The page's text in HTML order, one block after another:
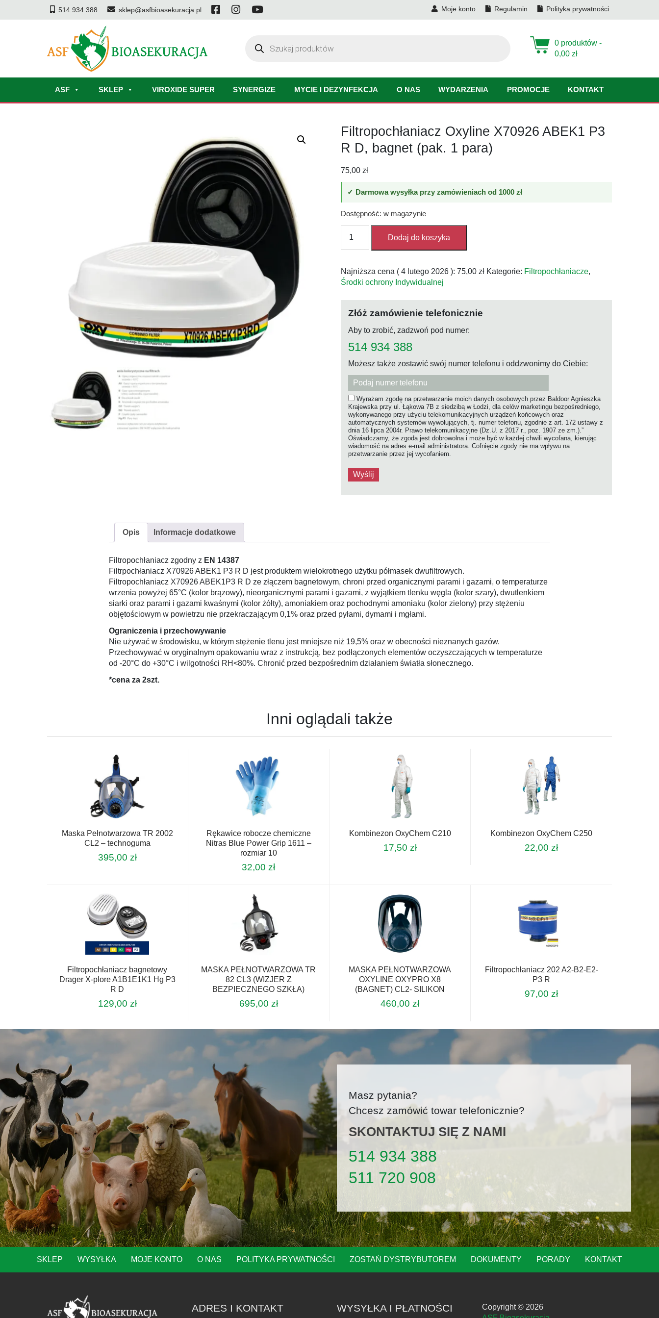
514 934 388 sklep@asfbioasekuracja.pl Moje konto Regulamin Polityka prywatności
0 produktów -
0,00zł
produktów
ASF SKLEP VIROXIDE SUPER SYNERGIZE MYCIE I DEZYNFEKCJA O NAS WYDARZENIA PROMOCJE KONTAKT
Filtropochłaniacz Oxyline X70926 ABEK1 P3
R D, bagnet (pak. 1 para)
75,00zł
✓ Darmowa wysyłka przy zamówieniach od 1000 zł
Dostępność: w magazynie
Filtropochłaniacz
Oxyline
ABEK1
P3
bagnet
(pak.
para)
Dodaj do koszyka
Najniższa cena ( 4 lutego 2026 ):75,00zł Kategorie: Filtropochłaniacze,
Środki ochrony Indywidualnej
Złóż zamówienie telefonicznie
Aby to zrobić, zadzwoń pod numer:
514 934 388
Możesz także zostawić swój numer telefonu i oddzwonimy do Ciebie:
Wyrażam zgodę na przetwarzanie moich danych osobowych przez Baldoor Agnieszka
Krajewska przy ul. Łąkowa 7B z siedzibą w Łodzi, dla celów marketingu bezpośredniego,
wykonywanego przy użyciu telekomunikacyjnych urządzeń końcowych oraz
automatycznych systemów wywołujących, tj. numer telefonu, zgodnie z art. 172 ustawy z
dnia 16 lipca 2004r. Prawo telekomunikacyjne (Dz.U. z 2017 r., poz. 1907 ze zm.).”
Oświadczamy, że zgoda jest dobrowolna i może być w każdej chwili wycofana, kierując
wiadomość na adres e-mail administratora. Cofnięcie zgody nie ma wpływu na
przetwarzanie przez jej wycofaniem.
Opis Informacje dodatkowe
Filtropochłaniacz zgodny z EN 14387
Filtrpochłaniacz X70926 ABEK1 P3 R D jest produktem wielokrotnego użytku półmasek dwufiltrowych.
Filtropochłaniacz X70926 ABEK1P3 R D ze złączem bagnetowym, chroni przed organicznymi parami i gazami, o temperaturze
wrzenia powyżej 65°C (kolor brązowy), nieorganicznymi parami i gazami, z wyjątkiem tlenku węgla (kolor szary), dwutlenkiem
siarki oraz parami i gazami kwaśnymi (kolor żółty), amoniakiem oraz pochodnymi amoniaku (kolor zielony) przy stężeniu
objętościowym w powietrzu nie przekraczającym 0,1% oraz przed pyłami, dymami i mgłami.
Ograniczenia i przechowywanie
Nie używać w środowisku, w którym stężenie tlenu jest mniejsze niż 19,5% oraz w obecności nieznanych gazów.
Przechowywać w oryginalnym opakowaniu wraz z instrukcją, bez podłączonych elementów oczyszczających w temperaturze
od -20°C do +30°C i wilgotności RH<80%. Chronić przed bezpośrednim działaniem światła słonecznego.
*cena za 2szt.
Inni oglądali także
Maska Pełnotwarzowa TR 2002
CL2 – technoguma
395,00 zł
Rękawice robocze chemiczne
Nitras Blue Power Grip 1611 –
rozmiar 10
32,00zł
Kombinezon OxyChem C210
17,50 zł
wiele
wariantów.
Opcje
można
wybrać
na
produktu
Kombinezon OxyChem C250
22,00zł
wariantów.
Opcje
można
wybrać
na
produktu
Filtropochłaniacz bagnetowy
Drager X-plore A1B1E1K1 Hg P3
R D
129,00 zł
MASKA PEŁNOTWARZOWA TR
82 CL3 (WIZJER Z
BEZPIECZNEGO SZKŁA)
695,00 zł
MASKA PEŁNOTWARZOWA
OXYLINE OXYPRO X8
(BAGNET) CL2- SILIKON
460,00zł
produkt
wiele
wybrać
stronie
produktu
Filtropochłaniacz 202 A2-B2-E2-
P3 R
97,00zł
Masz pytania?
Chcesz zamówić towar telefonicznie?
SKONTAKTUJ SIĘ Z NAMI
514 934 388
511 720 908
SKLEP WYSYŁKA MOJE KONTO O NAS POLITYKA PRYWATNOŚCI ZOSTAŃ DYSTRYBUTOREM DOKUMENTY PORADY KONTAKT
ADRES I KONTAKT WYSYŁKA I PŁATNOŚCI
Copyright © 2026